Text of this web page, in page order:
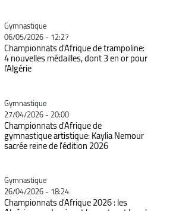
Catégorie
Gymnastique
06/05/2026 - 12:27
Championnats d'Afrique de trampoline:
4 nouvelles médailles, dont 3 en or pour
l'Algérie
Catégorie
Gymnastique
27/04/2026 - 20:00
Championnats d'Afrique de
gymnastique artistique: Kaylia Nemour
sacrée reine de l'édition 2026
Catégorie
Gymnastique
26/04/2026 - 18:24
Championnats d'Afrique 2026 : les